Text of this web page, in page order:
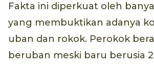
Fakta ini diperkuat oleh
yang membuktikan adanya
uban dan rokok. Perokok
beruban meski baru berusia